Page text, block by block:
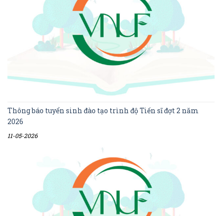
Thông báo tuyển sinh đào tạo trình độ Tiến sĩ đợt 2 năm
2026
11-05-2026